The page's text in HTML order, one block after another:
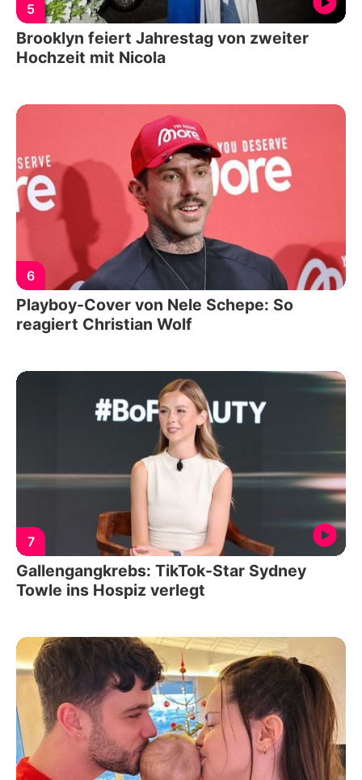
5
Brooklyn feiert Jahrestag von zweiter
Hochzeit mit Nicola
6
Playboy-Cover von Nele Schepe: So
reagiert Christian Wolf
7
Gallengangkrebs: TikTok-Star Sydney
Towle ins Hospiz verlegt